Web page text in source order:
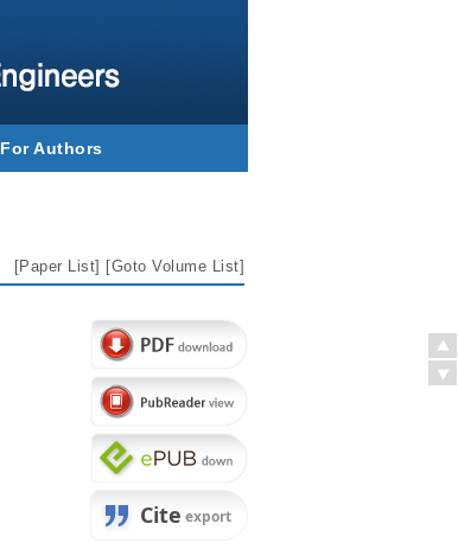
For Authors
[Paper List] [Goto Volume List]